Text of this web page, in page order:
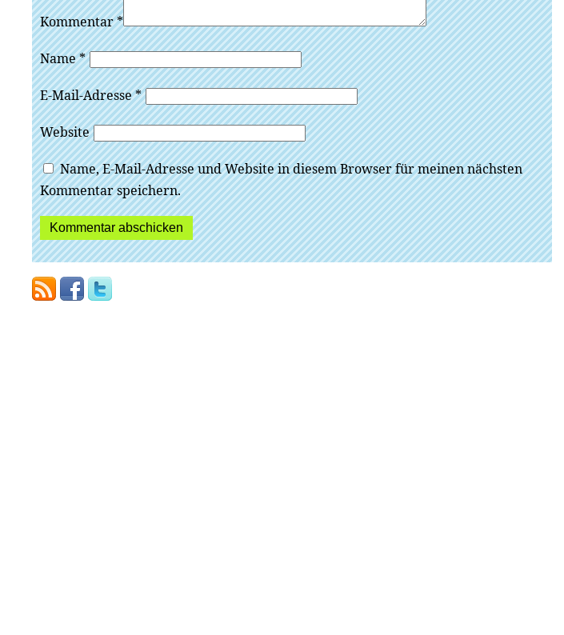
Kommentar*
Name*
E-Mail-Adresse*
Website
Name, E-Mail-Adresse und Website in diesem Browser für meinen nächsten
Kommentar speichern.